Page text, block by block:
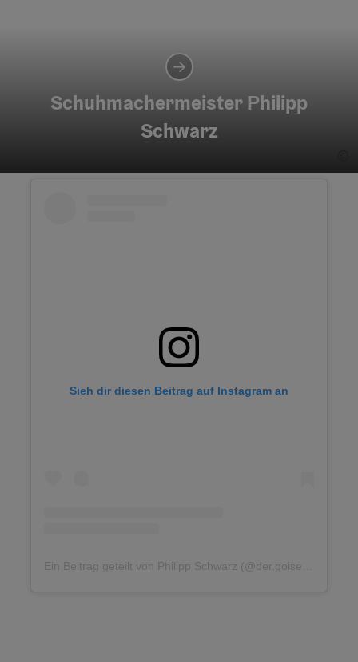
Schuhmachermeister Philipp
Schwarz
Sieh dir diesen Beitrag auf Instagram an